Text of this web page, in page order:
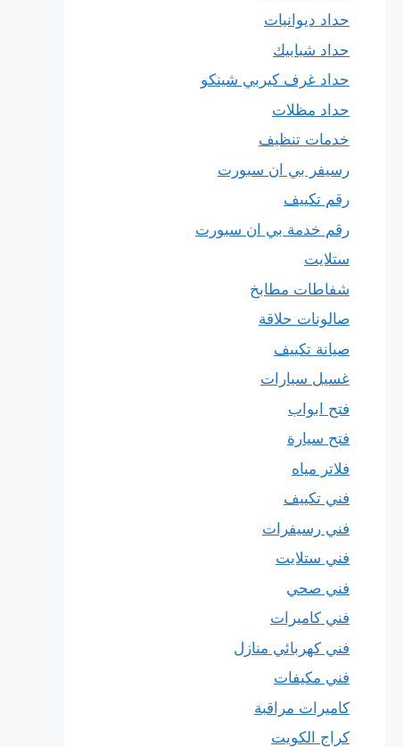
حداد ديوانيات
حداد شبابيك
حداد غرف كيربي شينكو
حداد مظلات
خدمات تنظيف
رسيفر بي ان سبورت
رقم تكييف
رقم خدمة بي ان سبورت
ستلايت
شفاطات مطابخ
صالونات حلاقة
صيانة تكييف
غسيل سيارات
فتح ابواب
فتح سيارة
فلاتر مياه
فني تكييف
فني رسيفرات
فني ستلايت
فني صحي
فني كاميرات
فني كهربائي منازل
فني مكيفات
كاميرات مراقبة
كراج الكويت